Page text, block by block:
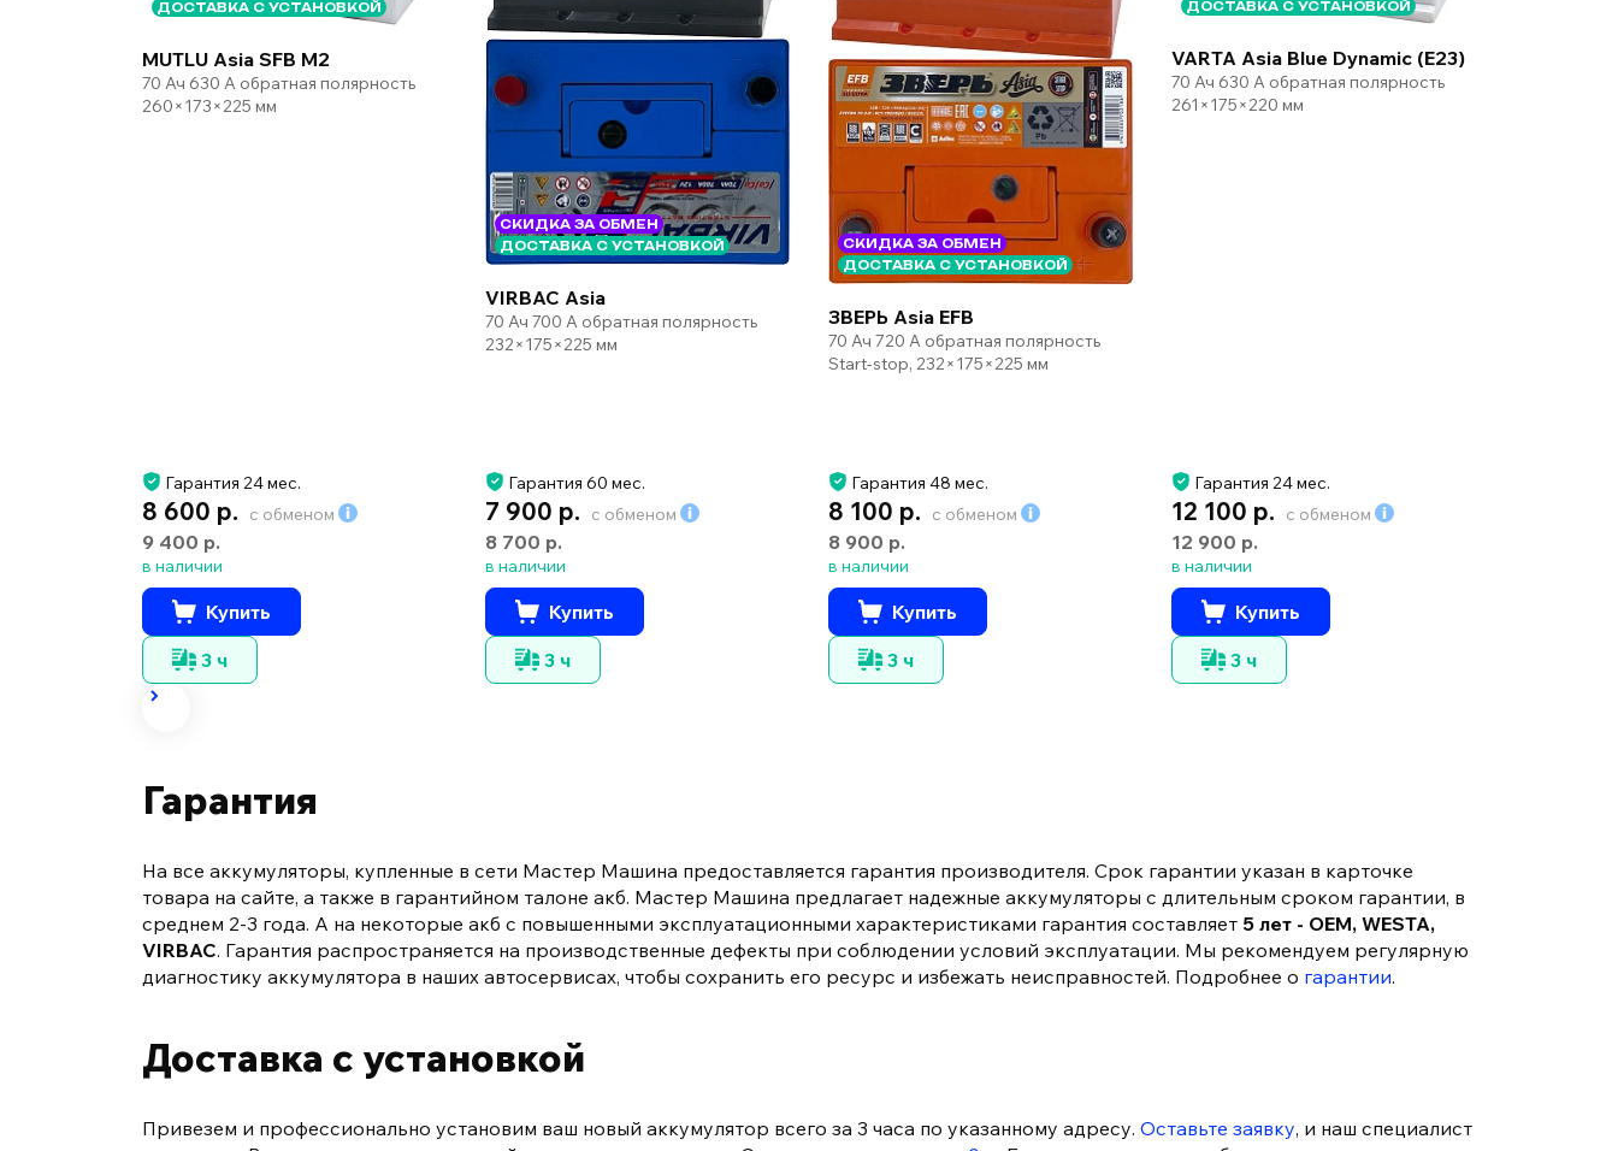
ДОСТАВКА С УСТАНОВКОЙ
MUTLU Asia SFB M2
70 Ач 630 А обратная полярность
260×173×225 мм
Гарантия 24 мес.
8 600 р. с обменом
9 400 р.
в наличии
Купить
3 ч
СКИДКА ЗА ОБМЕН
ДОСТАВКА С УСТАНОВКОЙ
VIRBAC Asia
70 Ач 700 А обратная полярность
232×175×225 мм
Гарантия 60 мес.
7 900 р. с обменом
8 700 р.
в наличии
Купить
3 ч
СКИДКА ЗА ОБМЕН
ДОСТАВКА С УСТАНОВКОЙ
ЗВЕРЬ Asia EFB
70 Ач 720 А обратная полярность
Start-stop, 232×175×225 мм
Гарантия 48 мес.
8 100 р. с обменом
8 900 р.
в наличии
Купить
3 ч
ДОСТАВКА С УСТАНОВКОЙ
VARTA Asia Blue Dynamic (E23)
70 Ач 630 А обратная полярность
261×175×220 мм
Гарантия 24 мес.
12 100 р. с обменом
12 900 р.
в наличии
Купить
3 ч
Гарантия
На все аккумуляторы, купленные в сети Мастер Машина предоставляется гарантия производителя. Срок гарантии указан в карточке
товара на сайте, а также в гарантийном талоне акб. Мастер Машина предлагает надежные аккумуляторы с длительным сроком гарантии, в
среднем 2-3 года. А на некоторые акб с повышенными эксплуатационными характеристиками гарантия составляет 5 лет - OEM, WESTA,
VIRBAC. Гарантия распространяется на производственные дефекты при соблюдении условий эксплуатации. Мы рекомендуем регулярную
диагностику аккумулятора в наших автосервисах, чтобы сохранить его ресурс и избежать неисправностей. Подробнее о гарантии.
Доставка с установкой
Привезем и профессионально установим ваш новый аккумулятор всего за 3 часа по указанному адресу. Оставьте заявку, и наш специалист